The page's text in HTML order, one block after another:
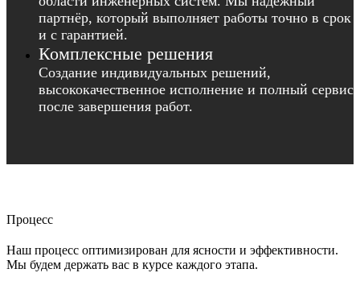
партнёр, который выполняет работы точно в срок
и с гарантией.
Комплексные решения
Создание индивидуальных решений,
высококачественное исполнение и полный сервис
после завершения работ.
Процесс
Наш процесс оптимизирован для ясности и эффективности.
Мы будем держать вас в курсе каждого этапа.